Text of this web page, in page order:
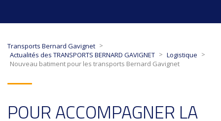
Transports Bernard Gavignet >
Actualités des TRANSPORTS BERNARD GAVIGNET > Logistique >
Nouveau batiment pour les transports Bernard Gavignet
POUR ACCOMPAGNER LA